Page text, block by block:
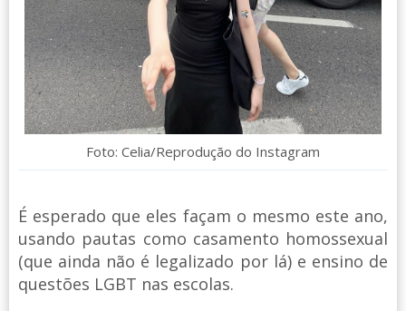
Foto: Celia/Reprodução do Instagram
É esperado que eles façam o mesmo este ano,
usando pautas como casamento homossexual
(que ainda não é legalizado por lá) e ensino de
questões LGBT nas escolas.